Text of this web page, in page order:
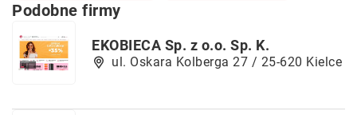
Podobne firmy
EKOBIECA Sp. z o.o. Sp. K.
ul. Oskara Kolberga 27 / 25-620 Kielce